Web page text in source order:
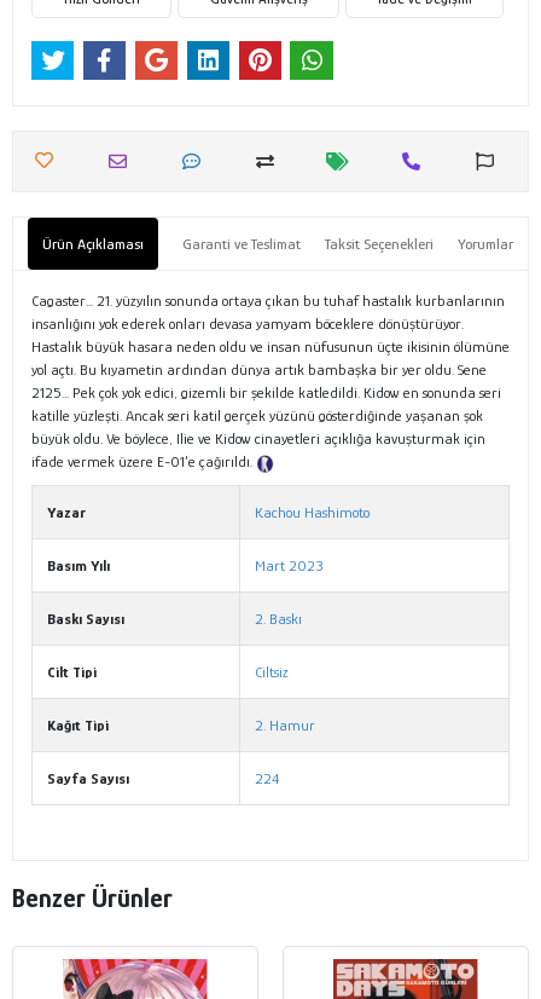
Ürün Açıklaması Garanti ve Teslimat Taksit Seçenekleri Yorumlar
Cagaster... 21. yüzyılın sonunda ortaya çıkan bu tuhaf hastalık kurbanlarının
insanlığını yok ederek onları devasa yamyam böceklere dönüştürüyor.
Hastalık büyük hasara neden oldu ve insan nüfusunun üçte ikisinin ölümüne
yol açtı. Bu kıyametin ardından dünya artık bambaşka bir yer oldu. Sene
2125... Pek çok yok edici, gizemli bir şekilde katledildi. Kidow en sonunda seri
katille yüzleşti. Ancak seri katil gerçek yüzünü gösterdiğinde yaşanan şok
büyük oldu. Ve böylece, Ilie ve Kidow cinayetleri açıklığa kavuşturmak için
ifade vermek üzere E-01’e çağırıldı.
Yazar Kachou Hashimoto
Basım Yılı Mart 2023
Baskı Sayısı 2. Baskı
Cilt Tipi Ciltsiz
Kağıt Tipi 2. Hamur
Sayfa Sayısı 224
Benzer Ürünler